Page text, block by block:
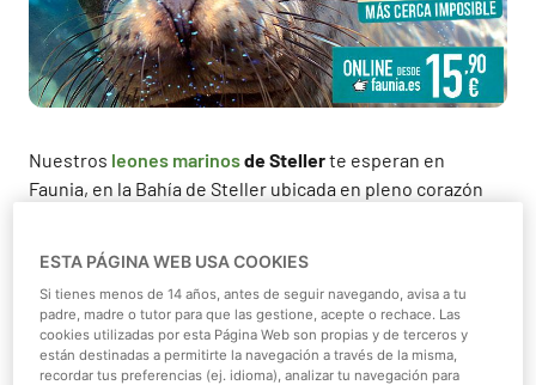
Nuestros leones marinosde Stellerte esperan en
Faunia, en la Bahía de Steller ubicada en pleno corazón
ecosistemas y 15 áreas temáticas. Te animamos a
conocer a nuestra simpática pareja de leones marinos
del norte y que disfrutes de un plan diferente, desde sólo
15'90 euros online por persona*.
ESTA PÁGINA WEB USA COOKIES
Si tienes menos de 14 años, antes de seguir navegando, avisa a tu
padre, madre o tutor para que las gestione, acepte o rechace. Las
cookies utilizadas por esta Página Web son propias y de terceros y
están destinadas a permitirte la navegación a través de la misma,
recordar tus preferencias (ej. idioma), analizar tu navegación para